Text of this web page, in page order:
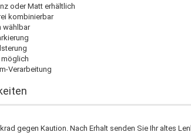
oder Matt erhältlich
kombinierbar
wählbar
möglich
Verarbeitung
gegen Kaution. Nach Erhalt senden Sie Ihr altes